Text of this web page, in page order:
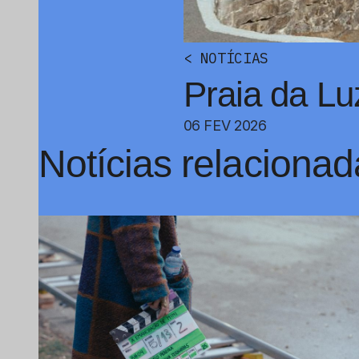
< NOTÍCIAS
Praia da
06 FEV 2026
Notícias